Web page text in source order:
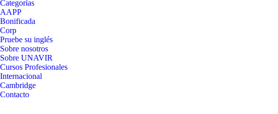
Categorías
AAPP
Bonificada
Corp
Pruebe su inglés
Sobre nosotros
Sobre UNAVIR
Cursos Profesionales
Internacional
Cambridge
Contacto